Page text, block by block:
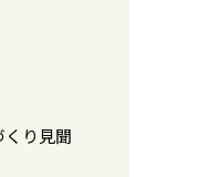
くり見聞